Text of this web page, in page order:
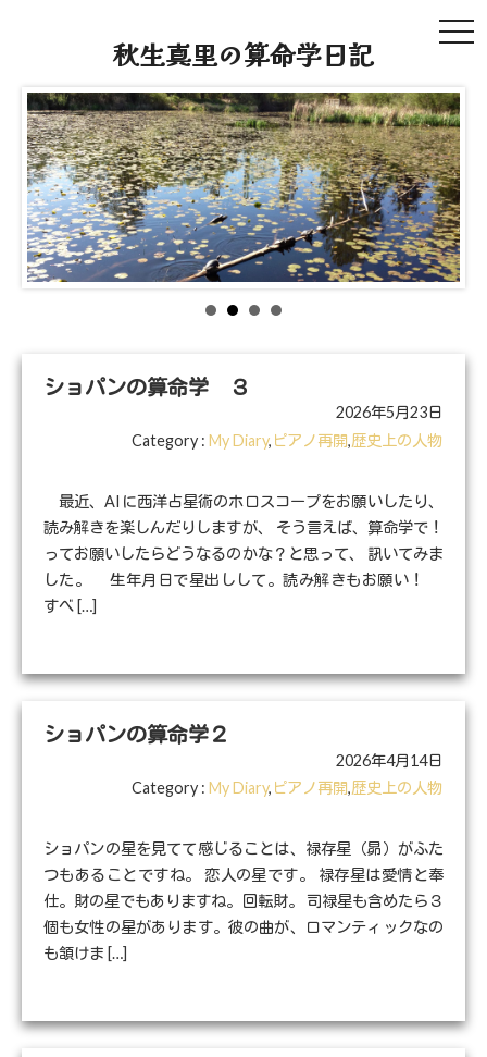
秋生真里の算命学日記
ショパンの算命学 ３
2026年5月23日
Category :My Diary, ピアノ再開,歴史上の人物
最近、AIに西洋占星術のホロスコープをお願いしたり、
読み解きを楽しんだりしますが、 そう言えば、算命学で！
ってお願いしたらどうなるのかな？と思って、 訊いてみま
した。 生年月日で星出しして。読み解きもお願い！
すべ […]
ショパンの算命学２
2026年4月14日
Category :My Diary, ピアノ再開,歴史上の人物
ショパンの星を見てて感じることは、禄存星（昴）がふた
つもあることですね。 恋人の星です。 禄存星は愛情と奉
仕。財の星でもありますね。回転財。 司禄星も含めたら３
個も女性の星があります。彼の曲が、ロマンティックなの
も頷けま […]